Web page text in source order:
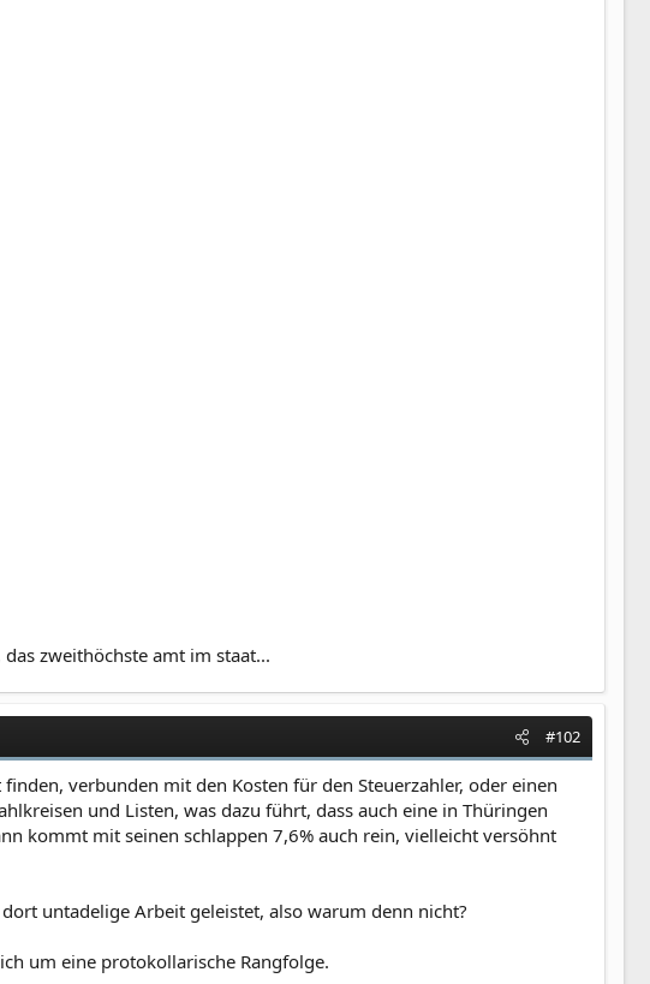
zweithöchste amt im staat...
#102
verbunden mit den Kosten für den Steuerzahler, oder einen
und Listen, was dazu führt, dass auch eine in Thüringen
kommt mit seinen schlappen 7,6% auch rein, vielleicht versöhnt
untadelige Arbeit geleistet, also warum denn nicht?
um eine protokollarische Rangfolge.